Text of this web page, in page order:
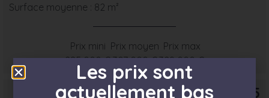
Surface moyenne : 82 m²
Prix mini
285 000 €
Prix moyen
307 000 €
Prix max
329 000 €
T5
Les prix sont
actuellement bas